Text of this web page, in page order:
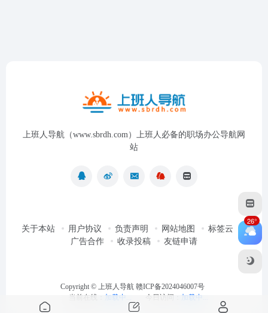
上班人导航（www.sbrdh.com）上班人必备的职场办公导航网
站
关于本站 用户协议 负责声明 网站地图
标签云
广告合作
收录投稿 友链申请
Copyright © 上班人导航 赣ICP备2024046007号
当前在线： 加载中... 今日访问： 加载中...
26°